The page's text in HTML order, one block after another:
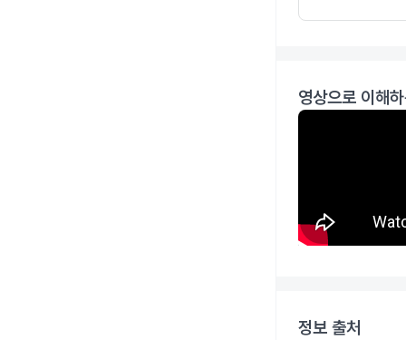
영상으로 이해
정보 출처